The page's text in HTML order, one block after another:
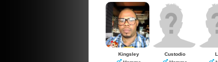
Kingsley
Custodio
comment faire une
technique